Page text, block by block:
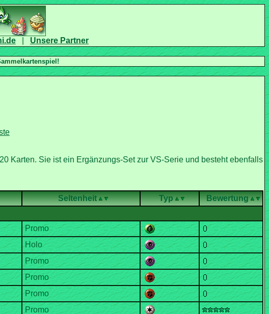
Karten. Sie ist ein Ergänzungs-Set zur VS-Serie und besteht ebenfalls
Seltenheit Typ
Bewertung